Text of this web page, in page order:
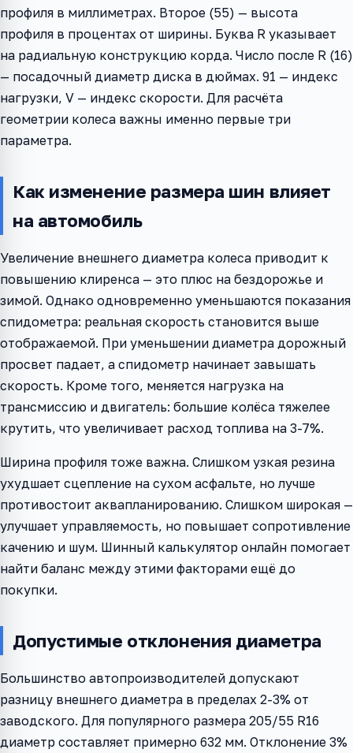
профиля в миллиметрах. Второе (55) — высота
профиля в процентах от ширины. Буква R указывает
на радиальную конструкцию корда. Число после R (16)
— посадочный диаметр диска в дюймах. 91 — индекс
нагрузки, V — индекс скорости. Для расчёта
геометрии колеса важны именно первые три
параметра.
Как изменение размера шин влияет
на автомобиль
Увеличение внешнего диаметра колеса приводит к
повышению клиренса — это плюс на бездорожье и
зимой. Однако одновременно уменьшаются показания
спидометра: реальная скорость становится выше
отображаемой. При уменьшении диаметра дорожный
просвет падает, а спидометр начинает завышать
скорость. Кроме того, меняется нагрузка на
трансмиссию и двигатель: большие колёса тяжелее
крутить, что увеличивает расход топлива на 3-7%.
Ширина профиля тоже важна. Слишком узкая резина
ухудшает сцепление на сухом асфальте, но лучше
противостоит аквапланированию. Слишком широкая —
улучшает управляемость, но повышает сопротивление
качению и шум. Шинный калькулятор онлайн помогает
найти баланс между этими факторами ещё до
покупки.
Допустимые отклонения диаметра
Большинство автопроизводителей допускают
разницу внешнего диаметра в пределах 2-3% от
заводского. Для популярного размера 205/55 R16
диаметр составляет примерно 632 мм. Отклонение 3%